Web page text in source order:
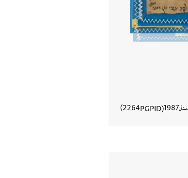
1987
PGPID
2264